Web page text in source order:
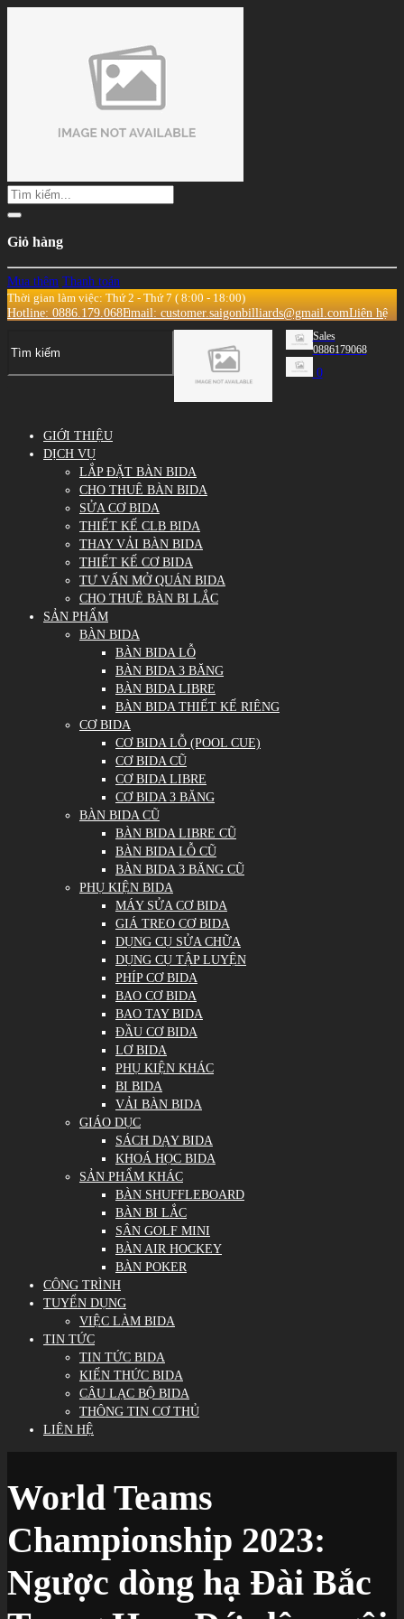
Giỏ hàng
Mua thêm Thanh toán
Thời gian làm việc: Thứ 2 - Thứ 7 ( 8:00 - 18:00)
Hotline: 0886.179.068Email: customer.saigonbilliards@gmail.comLiên hệ
Sales
0886179068
0
GIỚI THIỆU
DỊCH VỤ
LẮP ĐẶT BÀN BIDA
CHO THUÊ BÀN BIDA
SỬA CƠ BIDA
THIẾT KẾ CLB BIDA
THAY VẢI BÀN BIDA
THIẾT KẾ CƠ BIDA
TƯ VẤN MỞ QUÁN BIDA
CHO THUÊ BÀN BI LẮC
SẢN PHẨM
BÀN BIDA
BÀN BIDA LỖ
BÀN BIDA 3 BĂNG
BÀN BIDA LIBRE
BÀN BIDA THIẾT KẾ RIÊNG
CƠ BIDA
CƠ BIDA LỖ (POOL CUE)
CƠ BIDA CŨ
CƠ BIDA LIBRE
CƠ BIDA 3 BĂNG
BÀN BIDA CŨ
BÀN BIDA LIBRE CŨ
BÀN BIDA LỖ CŨ
BÀN BIDA 3 BĂNG CŨ
PHỤ KIỆN BIDA
MÁY SỬA CƠ BIDA
GIÁ TREO CƠ BIDA
DỤNG CỤ SỬA CHỮA
DỤNG CỤ TẬP LUYỆN
PHÍP CƠ BIDA
BAO CƠ BIDA
BAO TAY BIDA
ĐẦU CƠ BIDA
LƠ BIDA
PHỤ KIỆN KHÁC
BI BIDA
VẢI BÀN BIDA
GIÁO DỤC
SÁCH DẠY BIDA
KHOÁ HỌC BIDA
SẢN PHẨM KHÁC
BÀN SHUFFLEBOARD
BÀN BI LẮC
SÂN GOLF MINI
BÀN AIR HOCKEY
BÀN POKER
CÔNG TRÌNH
TUYỂN DỤNG
VIỆC LÀM BIDA
TIN TỨC
TIN TỨC BIDA
KIẾN THỨC BIDA
CÂU LẠC BỘ BIDA
THÔNG TIN CƠ THỦ
LIÊN HỆ
World Teams
Championship 2023:
Ngược dòng hạ Đài Bắc